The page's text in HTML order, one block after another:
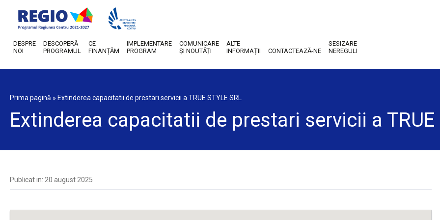
DESPRE
NOI
DESCOPERĂ
PROGRAMUL
CE
FINANȚĂM
IMPLEMENTARE
PROGRAM
COMUNICARE
ȘI NOUTĂȚI
ALTE
INFORMAȚII
CONTACTEAZĂ-NE
SESIZARE
NEREGULI
Prima pagină » Extinderea capacitatii de prestari servicii a TRUE STYLE SRL
Extinderea capacitatii de prestari servicii a TRUE
Publicat in: 20 august 2025